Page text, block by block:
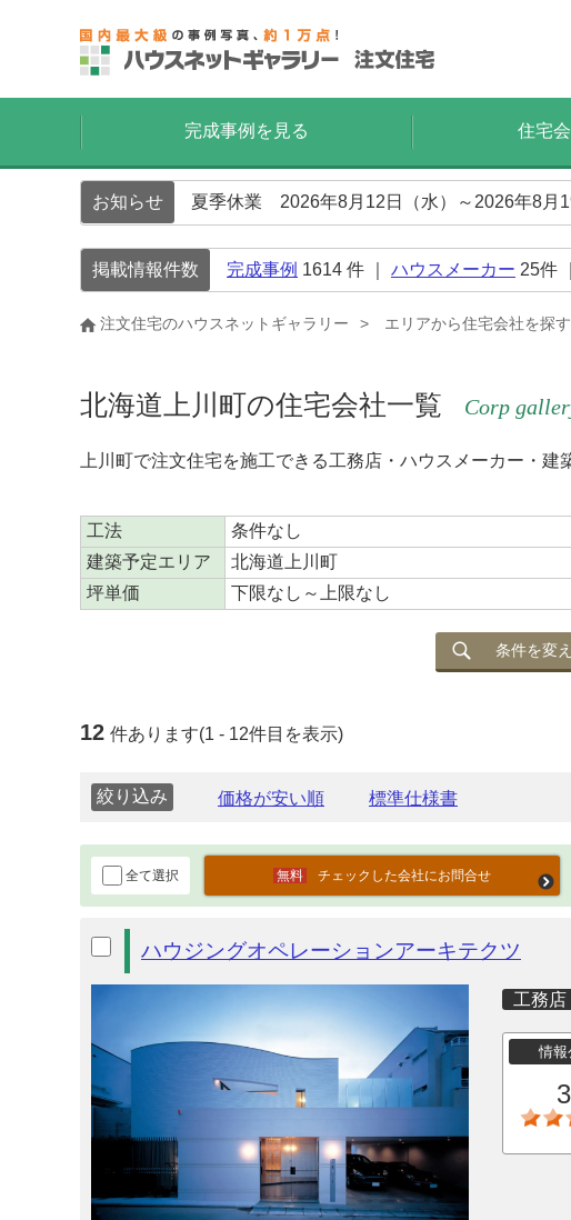
完成事例を見る 住宅
お知らせ 夏季休業 2026年8月12日（水）～2026年8月
掲載情報件数 完成事例 1614 件 ｜ ハウスメーカー 25件
注文住宅のハウスネットギャラリー エリアから住宅会社を探す
北海道上川町の住宅会社一覧 Corp
上川町で注文住宅を施工できる工務店・ハウスメーカー・
工法 条件なし
建築予定エリア
北海道上川町
坪単価
下限なし～上限なし
条件を変
12 件あります(1 - 12件目を表示)
絞り込み
全て選択 チェックした会社にお問合せ
ハウジングオペレーションアーキテクツ
工務店
情報